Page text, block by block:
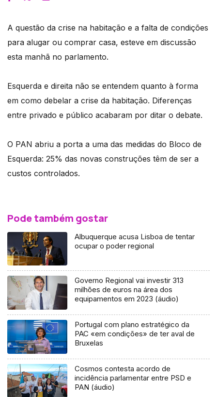
A questão da crise na habitação e a falta de condições
para alugar ou comprar casa, esteve em discussão
esta manhã no parlamento.
Esquerda e direita não se entendem quanto à forma
em como debelar a crise da habitação. Diferenças
entre privado e público acabaram por ditar o debate.
O PAN abriu a porta a uma das medidas do Bloco de
Esquerda: 25% das novas construções têm de ser a
custos controlados.
Pode também gostar
Albuquerque acusa Lisboa de tentar
ocupar o poder regional
Governo Regional vai investir 313
milhões de euros na área dos
equipamentos em 2023 (áudio)
Portugal com plano estratégico da
PAC «em condições» de ter aval de
Bruxelas
Cosmos contesta acordo de
incidência parlamentar entre PSD e
PAN (áudio)